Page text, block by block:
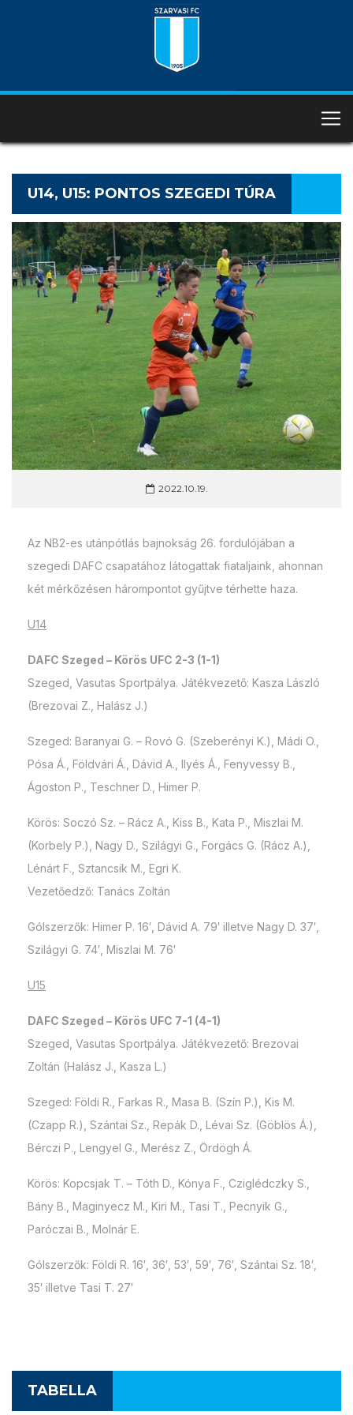
U14, U15: PONTOS SZEGEDI TÚRA
2022.10.19.
Az NB2-es utánpótlás bajnokság 26. fordulójában a
szegedi DAFC csapatához látogattak fiataljaink, ahonnan
két mérkőzésen hárompontot gyűjtve térhette haza.
U14
DAFC Szeged – Körös UFC 2-3 (1-1)
Szeged, Vasutas Sportpálya. Játékvezető: Kasza László
(Brezovai Z., Halász J.)
Szeged: Baranyai G. – Rovó G. (Szeberényi K.), Mádi O.,
Pósa Á., Földvári Á., Dávid A., Ilyés Á., Fenyvessy B.,
Ágoston P., Teschner D., Himer P.
Körös: Soczó Sz. – Rácz A., Kiss B., Kata P., Miszlai M.
(Korbely P.), Nagy D., Szilágyi G., Forgács G. (Rácz A.),
Lénárt F., Sztancsik M., Egri K.
Vezetőedző: Tanács Zoltán
Gólszerzők: Himer P. 16′, Dávid A. 79′ illetve Nagy D. 37′,
Szilágyi G. 74′, Miszlai M. 76′
U15
DAFC Szeged – Körös UFC 7-1 (4-1)
Szeged, Vasutas Sportpálya. Játékvezető: Brezovai
Zoltán (Halász J., Kasza L.)
Szeged: Földi R., Farkas R., Masa B. (Szín P.), Kis M.
(Czapp R.), Szántai Sz., Repák D., Lévai Sz. (Göblös Á.),
Bérczi P., Lengyel G., Merész Z., Ördögh Á.
Körös: Kopcsjak T. – Tóth D., Kónya F., Cziglédczky S.,
Bány B., Maginyecz M., Kiri M., Tasi T., Pecnyik G.,
Paróczai B., Molnár E.
Gólszerzők: Földi R. 16′, 36′, 53′, 59′, 76′, Szántai Sz. 18′,
35′ illetve Tasi T. 27′
TABELLA